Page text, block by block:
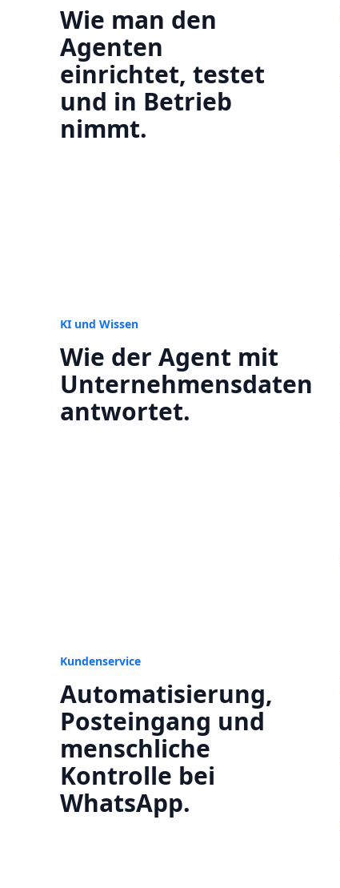
Wie man den
Agenten
einrichtet, testet
und in Betrieb
nimmt.
KI und Wissen
Wie der Agent mit
Unternehmensdaten
antwortet.
Kundenservice
Automatisierung,
Posteingang und
menschliche
Kontrolle bei
WhatsApp.